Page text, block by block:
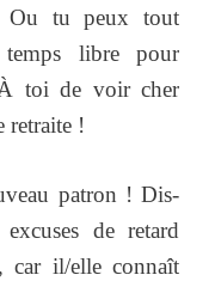
Ou tu peux tout
libre pour
toi de voir cher
retraite !
patron ! Dis-
de retard
car il/elle connaît